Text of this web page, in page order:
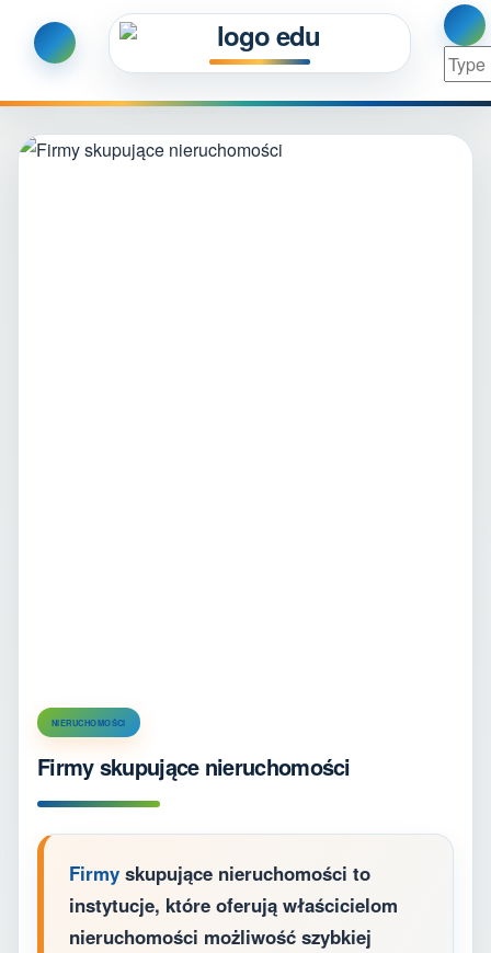
NIERUCHOMOŚCI
Firmy skupujące nieruchomości
Firmy skupujące nieruchomości to
instytucje, które oferują właścicielom
nieruchomości możliwość szybkiej